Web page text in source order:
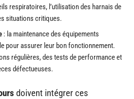
respiratoires, l’utilisation des harnais de
situations critiques.
: la maintenance des équipements
pour assurer leur bon fonctionnement.
régulières, des tests de performance et
défectueuses.
doivent intégrer ces